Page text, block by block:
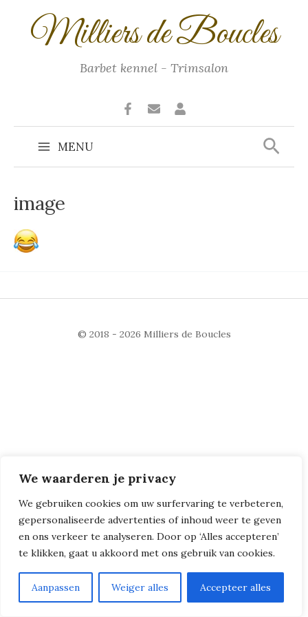
We waarderen je privacy
We gebruiken cookies om uw surfervaring te verbeteren,
gepersonaliseerde advertenties of inhoud weer te geven
en ons verkeer te analyseren. Door op ‘Alles accepteren’
te klikken, gaat u akkoord met ons gebruik van cookies.
Aanpassen Weiger alles Accepteer alles
Milliers de Boucles
Barbet kennel - Trimsalon
Main
Menu
MENU
image
© 2018 - 2026 Milliers de Boucles